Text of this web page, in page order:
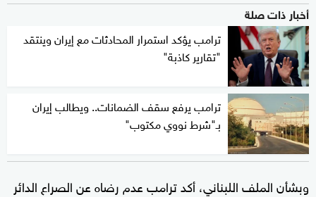
أخبار ذات صلة
ترامب يؤكد استمرار المحادثات مع إيران وينتقد
"تقارير كاذبة"
ترامب يرفع سقف الضمانات.. ويطالب إيران
بـ"شرط نووي مكتوب"
وبشأن الملف اللبناني، أكد ترامب عدم رضاه عن الصراع الدائر